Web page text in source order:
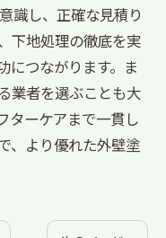
識し、正確な見積り
下地処理の徹底を実
につながります。ま
業者を選ぶことも大
ターケアまで一貫し
、より優れた外壁塗